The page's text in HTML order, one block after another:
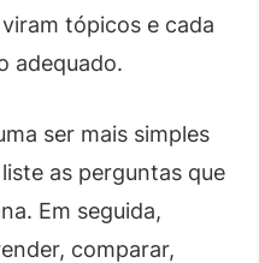
tópicos e cada
adequado.
ser mais simples
as perguntas que
Em seguida,
comparar,